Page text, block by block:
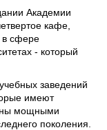
Академии
кафе,
в сфере
- который
заведений
имеют
мощными
поколения.